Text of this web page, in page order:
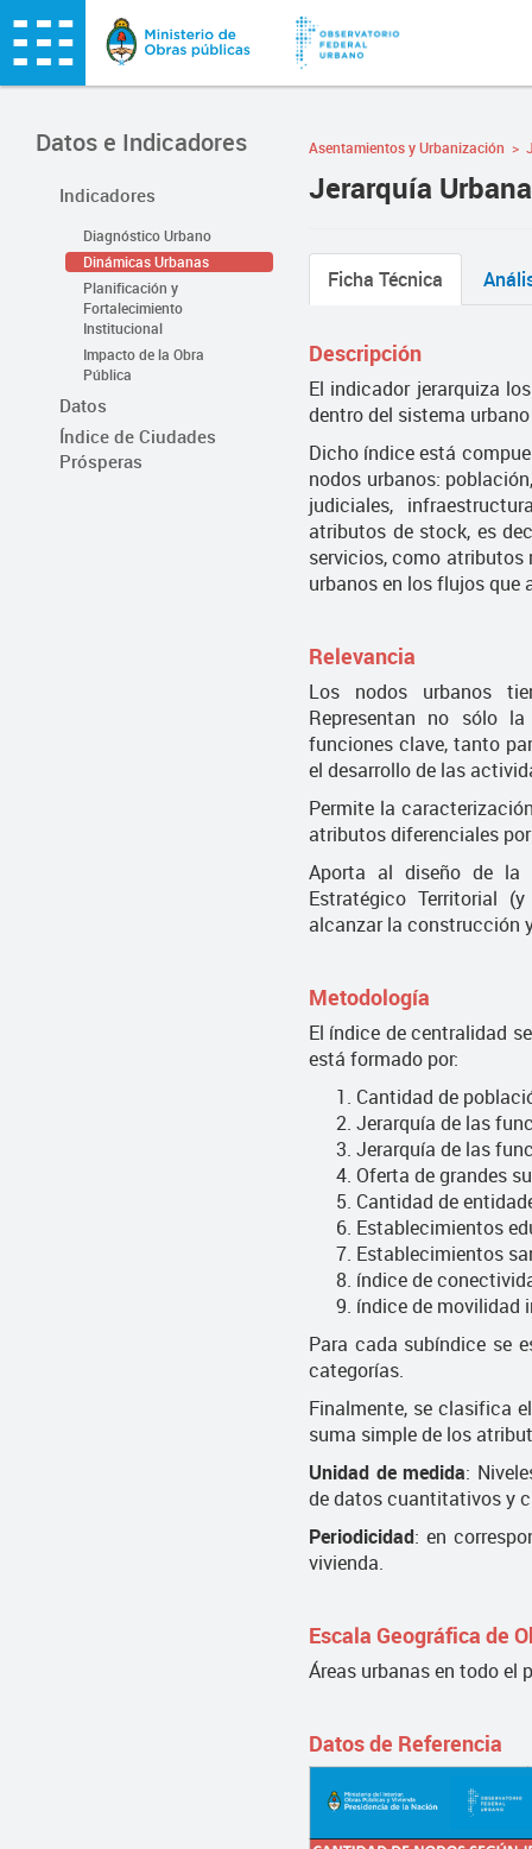
Datos e Indicadores
Indicadores
Diagnóstico Urbano
Dinámicas Urbanas
Planificación y
Fortalecimiento
Institucional
Impacto de la Obra
Pública
Datos
Índice de Ciudades
Prósperas
Asentamientos y Urbanización >
Jerarquía Urbana
Ficha Técnica
Descripción
El indicador jerarquiza
dentro del sistema
Dicho índice está
nodos urbanos:
judiciales,
atributos de stock, es
servicios, como atributos
urbanos en los flujos
Relevancia
Los nodos urbanos
Representan no sólo
funciones clave, tanto
el desarrollo de las
Permite la
atributos diferenciales
Aporta al diseño de la
Estratégico Territorial
alcanzar la construcción
Metodología
El índice de centralidad
está formado por:
Cantidad de
Jerarquía de las
Jerarquía de las
Oferta de grandes
Cantidad de
Establecimientos
Establecimientos
índice de
índice de movilidad
Para cada subíndice se
categorías.
Finalmente, se clasifica
suma simple de los
Unidad de medida:
de datos cuantitativos y
Periodicidad: en
vivienda.
Escala Geográfica de
Áreas urbanas en todo el
Datos de Referencia